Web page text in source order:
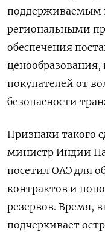
поддерживаемым
региональными
обеспечения
покупателей от
безопасности
Признаки такого
министр Индии
посетил ОАЭ для
контрактов и
резервов. Время,
подчеркивает